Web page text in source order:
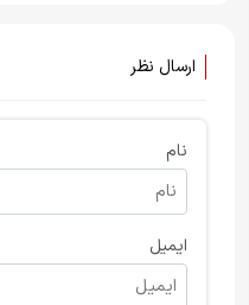
ارسال نظر
نام
ایمیل